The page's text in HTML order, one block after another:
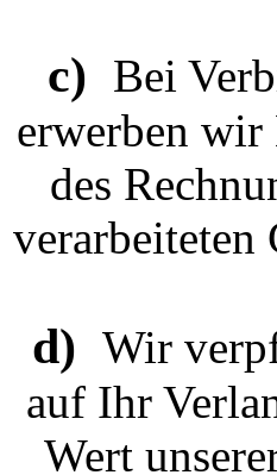
c) Bei
erwerben wir
des
verarbeiteten
d) Wir
auf Ihr
Wert